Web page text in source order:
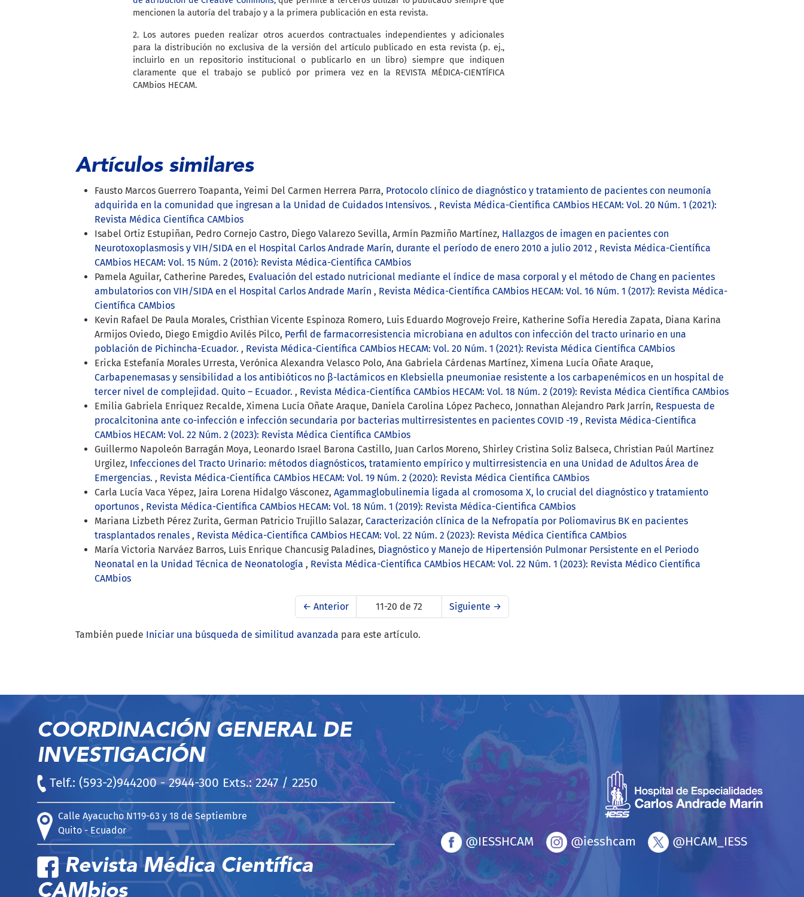
mencionen la autoría del trabajo y a la primera publicación en esta revista.
2. Los autores pueden realizar otros acuerdos contractuales independientes y adicionales
para la distribución no exclusiva de la versión del artículo publicado en esta revista (p. ej.,
incluirlo en un repositorio institucional o publicarlo en un libro) siempre que indiquen
claramente que el trabajo se publicó por primera vez en la REVISTA MÉDICA-CIENTÍFICA
CAMbios HECAM.
Artículos similares
Fausto Marcos Guerrero Toapanta, Yeimi Del Carmen Herrera Parra, Protocolo clínico de diagnóstico y tratamiento de pacientes con neumonía
adquirida en la comunidad que ingresan a la Unidad de Cuidados Intensivos. , Revista Médica-Científica CAMbios HECAM: Vol. 20 Núm. 1 (2021):
Revista Médica Científica CAMbios
Isabel Ortiz Estupiñan, Pedro Cornejo Castro, Diego Valarezo Sevilla, Armín Pazmiño Martínez, Hallazgos de imagen en pacientes con
Neurotoxoplasmosis y VIH/SIDA en el Hospital Carlos Andrade Marín, durante el período de enero 2010 a julio 2012 , Revista Médica-Científica
CAMbios HECAM: Vol. 15 Núm. 2 (2016): Revista Médica-Científica CAMbios
Pamela Aguilar, Catherine Paredes, Evaluación del estado nutricional mediante el índice de masa corporal y el método de Chang en pacientes
ambulatorios con VIH/SIDA en el Hospital Carlos Andrade Marín , Revista Médica-Científica CAMbios HECAM: Vol. 16 Núm. 1 (2017): Revista Médica-
Científica CAMbios
Kevin Rafael De Paula Morales, Cristhian Vicente Espinoza Romero, Luis Eduardo Mogrovejo Freire, Katherine Sofía Heredia Zapata, Diana Karina
Armijos Oviedo, Diego Emigdio Avilés Pilco, Perfil de farmacorresistencia microbiana en adultos con infección del tracto urinario en una
población de Pichincha-Ecuador. , Revista Médica-Científica CAMbios HECAM: Vol. 20 Núm. 1 (2021): Revista Médica Científica CAMbios
Ericka Estefanía Morales Urresta, Verónica Alexandra Velasco Polo, Ana Gabriela Cárdenas Martínez, Ximena Lucía Oñate Araque,
Carbapenemasas y sensibilidad a los antibióticos no β-lactámicos en Klebsiella pneumoniae resistente a los carbapenémicos en un hospital de
tercer nivel de complejidad. Quito – Ecuador. , Revista Médica-Científica CAMbios HECAM: Vol. 18 Núm. 2 (2019): Revista Médica Científica CAMbios
Emilia Gabriela Enriquez Recalde, Ximena Lucía Oñate Araque, Daniela Carolina López Pacheco, Jonnathan Alejandro Park Jarrín, Respuesta de
procalcitonina ante co-infección e infección secundaria por bacterias multirresistentes en pacientes COVID -19 , Revista Médica-Científica
CAMbios HECAM: Vol. 22 Núm. 2 (2023): Revista Médica Científica CAMbios
Guillermo Napoleón Barragán Moya, Leonardo Israel Barona Castillo, Juan Carlos Moreno, Shirley Cristina Soliz Balseca, Christian Paúl Martínez
Urgilez, Infecciones del Tracto Urinario: métodos diagnósticos, tratamiento empírico y multirresistencia en una Unidad de Adultos Área de
Emergencias. , Revista Médica-Científica CAMbios HECAM: Vol. 19 Núm. 2 (2020): Revista Médica Científica CAMbios
Carla Lucía Vaca Yépez, Jaira Lorena Hidalgo Vásconez, Agammaglobulinemia ligada al cromosoma X, lo crucial del diagnóstico y tratamiento
oportunos , Revista Médica-Científica CAMbios HECAM: Vol. 18 Núm. 1 (2019): Revista Médica-Cientifica CAMbios
Mariana Lizbeth Pérez Zurita, German Patricio Trujillo Salazar, Caracterización clínica de la Nefropatía por Poliomavirus BK en pacientes
trasplantados renales , Revista Médica-Científica CAMbios HECAM: Vol. 22 Núm. 2 (2023): Revista Médica Científica CAMbios
María Victoria Narváez Barros, Luis Enrique Chancusig Paladines, Diagnóstico y Manejo de Hipertensión Pulmonar Persistente en el Periodo
Neonatal en la Unidad Técnica de Neonatología , Revista Médica-Científica CAMbios HECAM: Vol. 22 Núm. 1 (2023): Revista Médico Científica
CAMbios
← Anterior 11-20 de 72 Siguiente →
También puede Iniciar una búsqueda de similitud avanzada para este artículo.
COORDINACIÓN GENERAL DE
INVESTIGACIÓN
Telf.: (593-2)944200 - 2944-300 Exts.: 2247 / 2250
Calle Ayacucho N119-63 y 18 de Septiembre
Quito - Ecuador
Revista Médica Científica
CAMbios
@IESSHCAM @iesshcam @HCAM_IESS